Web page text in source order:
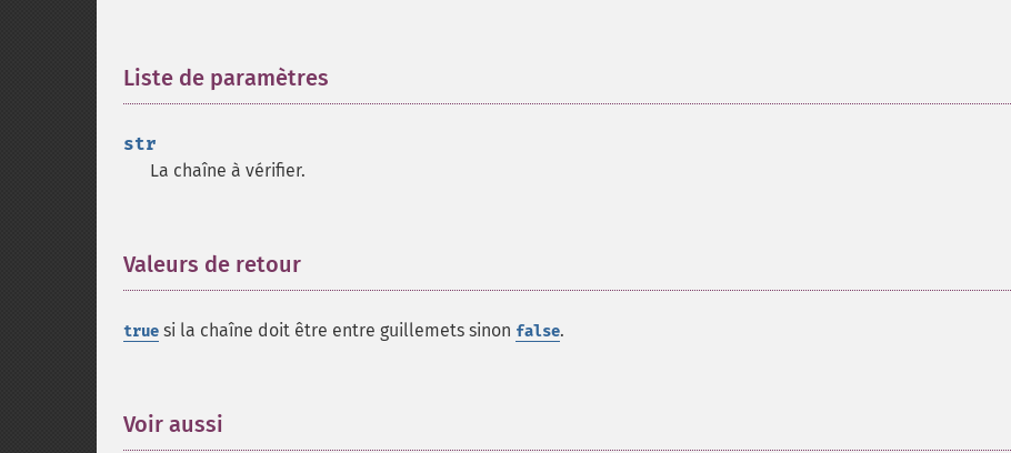
Liste de paramètres
str
La chaîne à vérifier.
Valeurs de retour
true si la chaîne doit être entre guillemets sinon false.
Voir aussi